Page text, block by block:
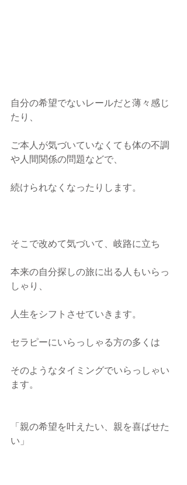
自分の希望でないレールだと薄々感じ
たり、
ご本人が気づいていなくても体の不調
や人間関係の問題などで、
続けられなくなったりします。
そこで改めて気づいて、岐路に立ち
本来の自分探しの旅に出る人もいらっ
しゃり、
人生をシフトさせていきます。
セラピーにいらっしゃる方の多くは
そのようなタイミングでいらっしゃい
ます。
「親の希望を叶えたい、親を喜ばせた
い」